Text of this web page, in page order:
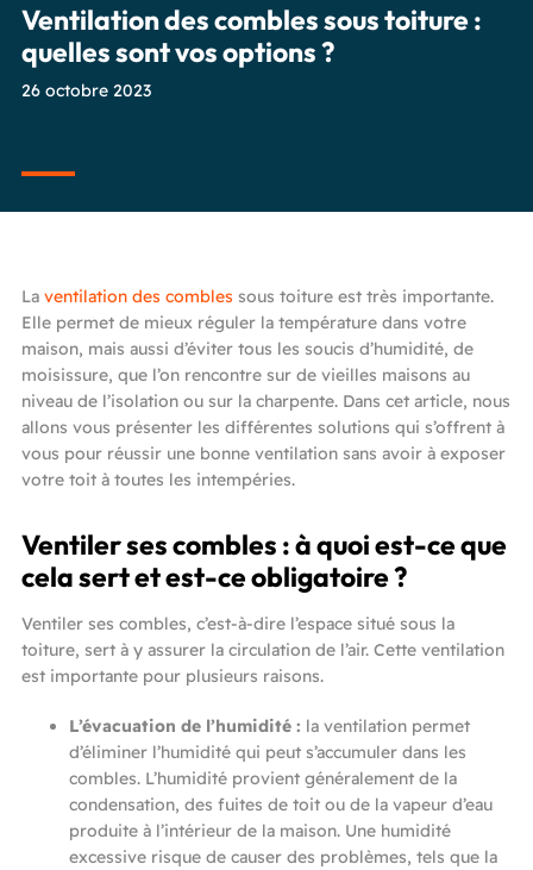
Ventilation des combles sous toiture :
quelles sont vos options ?
26 octobre 2023
La ventilation des combles sous toiture est très importante.
Elle permet de mieux réguler la température dans votre
maison, mais aussi d’éviter tous les soucis d’humidité, de
moisissure, que l’on rencontre sur de vieilles maisons au
niveau de l’isolation ou sur la charpente. Dans cet article, nous
allons vous présenter les différentes solutions qui s’offrent à
vous pour réussir une bonne ventilation sans avoir à exposer
votre toit à toutes les intempéries.
Ventiler ses combles : à quoi est-ce que
cela sert et est-ce obligatoire ?
Ventiler ses combles, c’est-à-dire l’espace situé sous la
toiture, sert à y assurer la circulation de l’air. Cette ventilation
est importante pour plusieurs raisons.
L’évacuation de l’humidité : la ventilation permet
d’éliminer l’humidité qui peut s’accumuler dans les
combles. L’humidité provient généralement de la
condensation, des fuites de toit ou de la vapeur d’eau
produite à l’intérieur de la maison. Une humidité
excessive risque de causer des problèmes, tels que la